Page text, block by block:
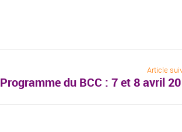
Article
Programme du BCC : 7 et 8 avril